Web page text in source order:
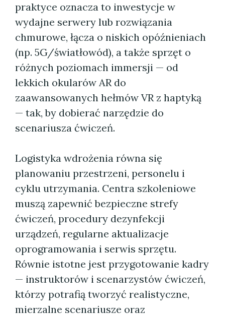
praktyce oznacza to inwestycje w
wydajne serwery lub rozwiązania
chmurowe, łącza o niskich opóźnieniach
(np. 5G/światłowód), a także sprzęt o
różnych poziomach immersji — od
lekkich okularów AR do
zaawansowanych hełmów VR z haptyką
— tak, by dobierać narzędzie do
scenariusza ćwiczeń.
Logistyka wdrożenia równa się
planowaniu przestrzeni, personelu i
cyklu utrzymania. Centra szkoleniowe
muszą zapewnić bezpieczne strefy
ćwiczeń, procedury dezynfekcji
urządzeń, regularne aktualizacje
oprogramowania i serwis sprzętu.
Równie istotne jest przygotowanie kadry
— instruktorów i scenarzystów ćwiczeń,
którzy potrafią tworzyć realistyczne,
mierzalne scenariusze oraz